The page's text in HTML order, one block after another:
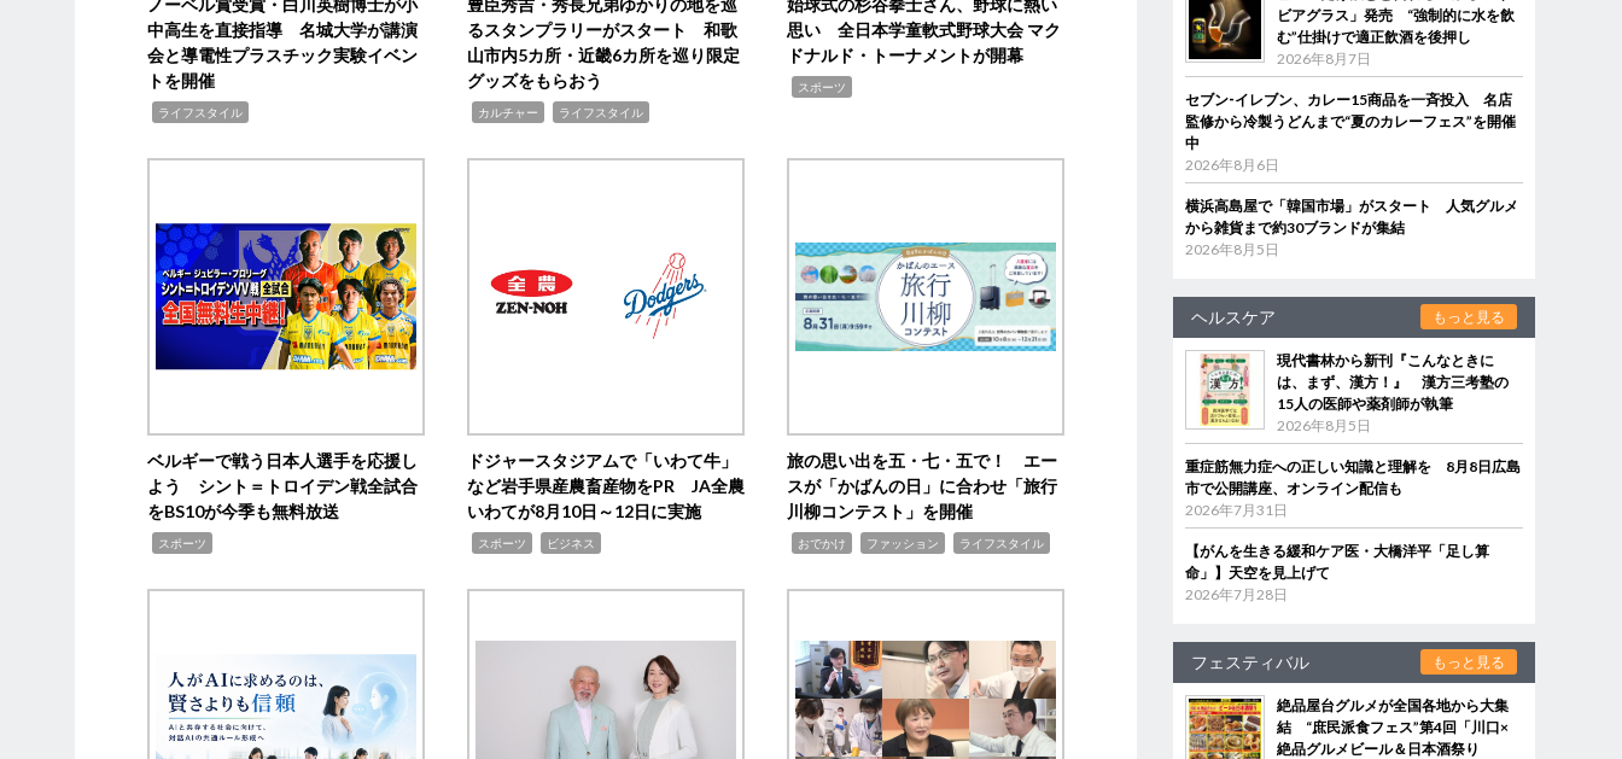
中高生を直接指導 名城大学が講演
会と導電性プラスチック実験イベン
トを開催
ライフスタイル
るスタンプラリーがスタート 和歌
山市内5カ所・近畿6カ所を巡り限定
グッズをもらおう
カルチャー ライフスタイル
思い 全日本学童軟式野球大会 マク
ドナルド・トーナメントが開幕
スポーツ
ベルギーで戦う日本人選手を応援し
よう シント＝トロイデン戦全試合
をBS10が今季も無料放送
スポーツ
ドジャースタジアムで「いわて牛」
など岩手県産農畜産物をPR JA全農
いわてが8月10日～12日に実施
スポーツ ビジネス
旅の思い出を五・七・五で！ エー
スが「かばんの日」に合わせ「旅行
川柳コンテスト」を開催
おでかけ ファッション ライフスタイル
ビアグラス」発売 “強制的に水を飲
む”仕掛けで適正飲酒を後押し
2026年8月7日
セブン‐イレブン、カレー15商品を一斉投入 名店
監修から冷製うどんまで“夏のカレーフェス”を開催
中
2026年8月6日
横浜高島屋で「韓国市場」がスタート 人気グルメ
から雑貨まで約30ブランドが集結
2026年8月5日
ヘルスケア もっと見る
現代書林から新刊『こんなときに
は、まず、漢方！』 漢方三考塾の
15人の医師や薬剤師が執筆
2026年8月5日
重症筋無力症への正しい知識と理解を 8月8日広島
市で公開講座、オンライン配信も
2026年7月31日
【がんを生きる緩和ケア医・大橋洋平「足し算
命」】天空を見上げて
2026年7月28日
フェスティバル もっと見る
絶品屋台グルメが全国各地から大集
結 “庶民派食フェス”第4回「川口×
絶品グルメビール＆日本酒祭り